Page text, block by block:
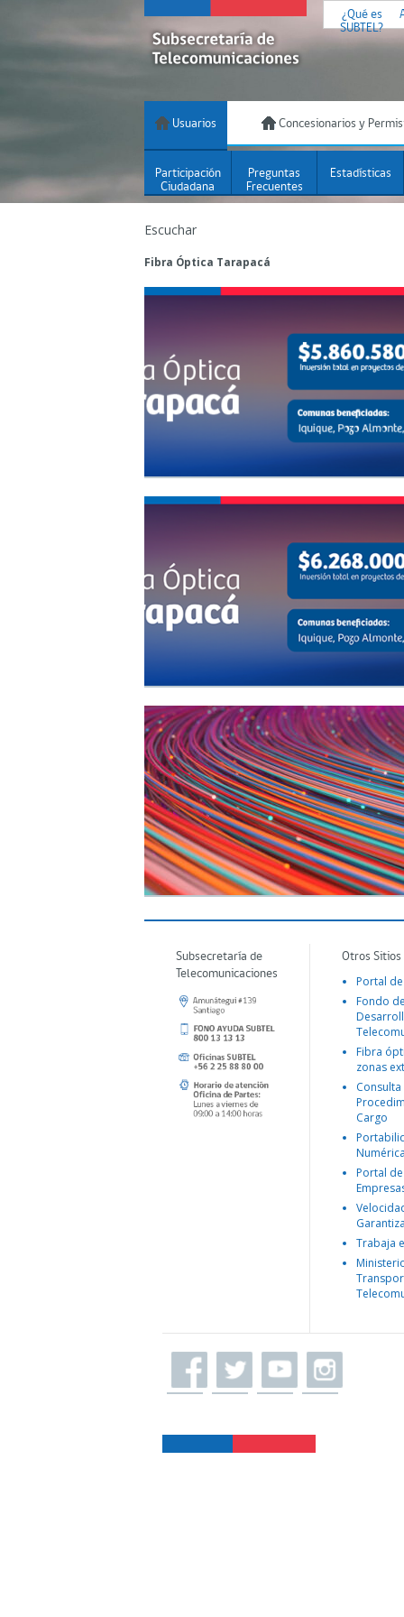
¿Qué es
SUBTEL?
Usuarios Concesionarios y
Participación
Ciudadana
Preguntas
Frecuentes
Estadísticas
Escuchar
Fibra Óptica Tarapacá
Subsecretaría de
Telecomunicaciones
Otros
Portal
Fondo
Fibra
zonas
Consulta
Cargo
Portal
Trabaja